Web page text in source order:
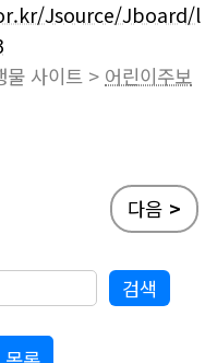
Jsource/Jboard/l
물 사이트 > 어린이주보
다음 >